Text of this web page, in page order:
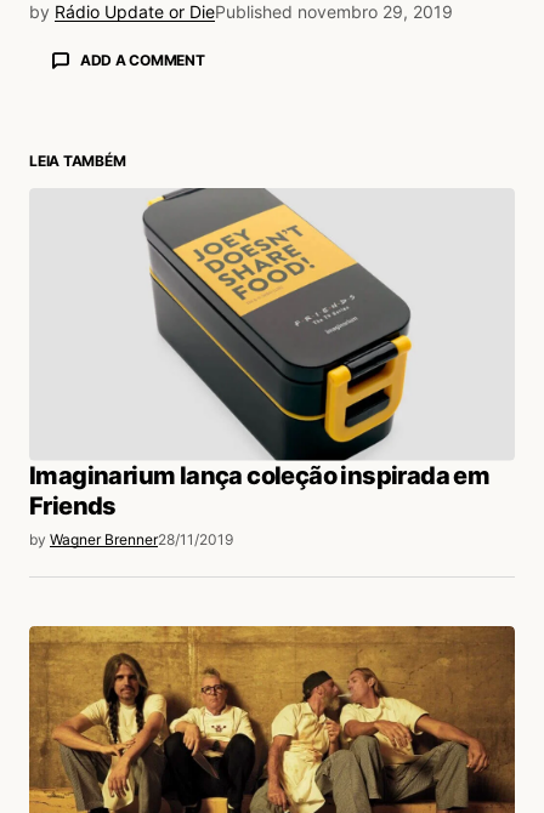
by Rádio Update or DiePublished novembro 29, 2019
ADD A COMMENT
LEIA TAMBÉM
Imaginarium lança coleção inspirada em
Friends
by Wagner Brenner28/11/2019